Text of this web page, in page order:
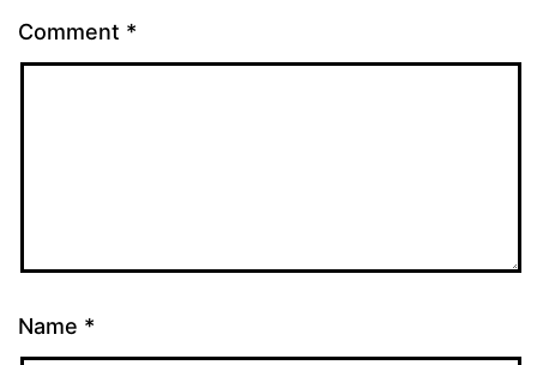
Comment *
Name *